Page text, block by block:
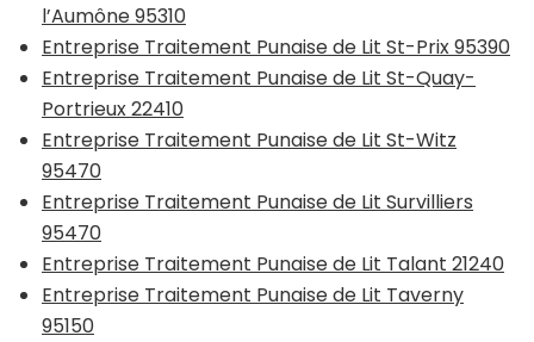
l’Aumône 95310
Entreprise Traitement Punaise de Lit St-Prix 95390
Entreprise Traitement Punaise de Lit St-Quay-
Portrieux 22410
Entreprise Traitement Punaise de Lit St-Witz
95470
Entreprise Traitement Punaise de Lit Survilliers
95470
Entreprise Traitement Punaise de Lit Talant 21240
Entreprise Traitement Punaise de Lit Taverny
95150